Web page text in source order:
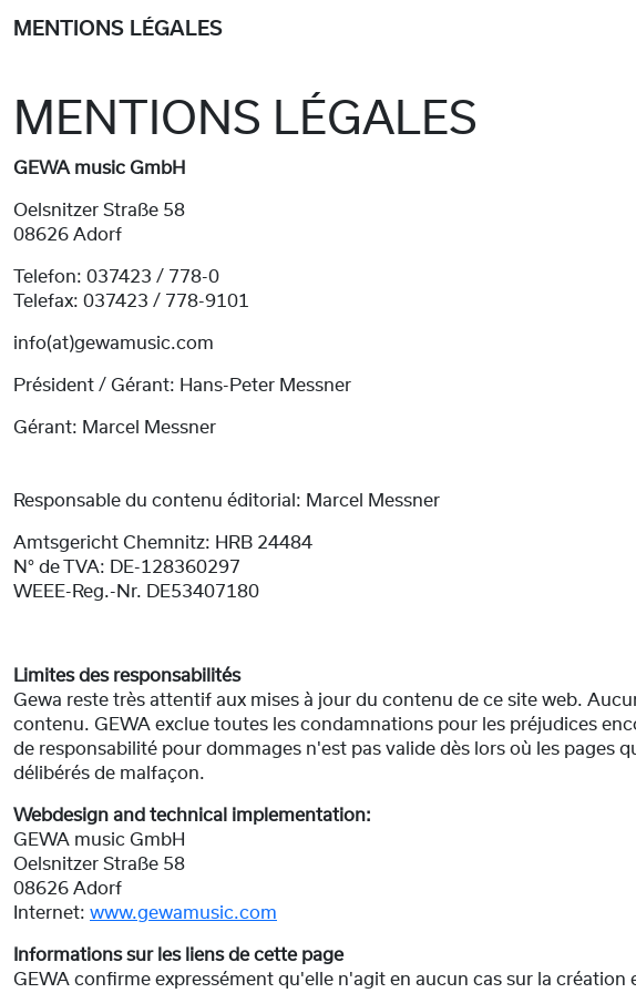
MENTIONS LÉGALES
MENTIONS LÉGALES
GEWA music GmbH
Oelsnitzer Straße 58
08626 Adorf
Telefon: 037423 / 778-0
Telefax: 037423 / 778-9101
info(at)gewamusic.com
Président / Gérant: Hans-Peter Messner
Gérant: Marcel Messner
Responsable du contenu éditorial: Marcel Messner
Amtsgericht Chemnitz: HRB 24484
N° de TVA: DE-128360297
WEEE-Reg.-Nr. DE53407180
Limites des responsabilités
Gewa reste très attentif aux mises à jour du contenu de ce site web.
contenu. GEWA exclue toutes les condamnations pour les préjudices
de responsabilité pour dommages n'est pas valide dès lors où les pages
délibérés de malfaçon.
Webdesign and technical implementation:
GEWA music GmbH
Oelsnitzer Straße 58
08626 Adorf
Internet: www.gewamusic.com
Informations sur les liens de cette page
GEWA confirme expressément qu'elle n'agit en aucun cas sur la